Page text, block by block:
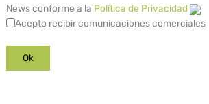
News conforme a la Política de Privacidad
Acepto recibir comunicaciones comerciales